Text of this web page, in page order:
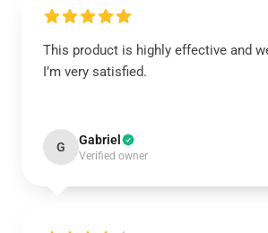
This product is highly effective and
I’m very satisfied.
G Gabriel
Verified owner